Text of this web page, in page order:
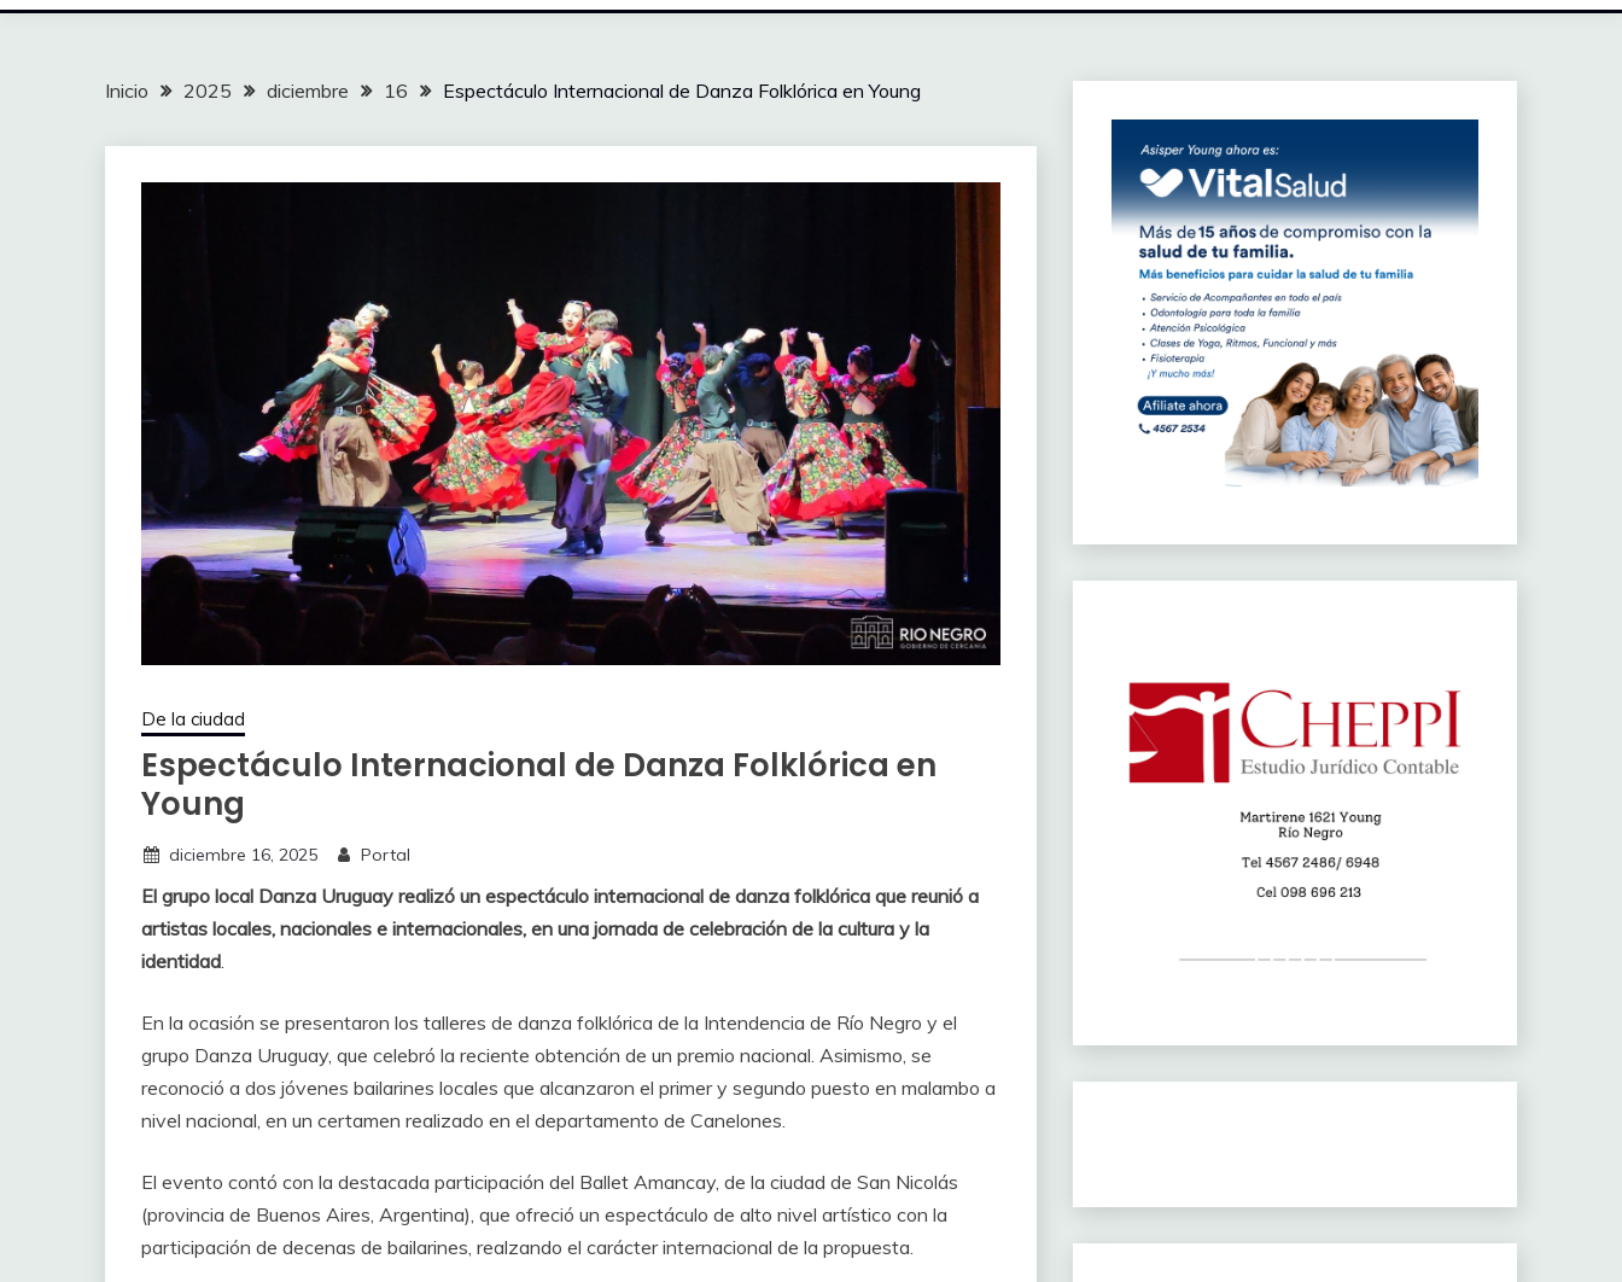
Inicio 2025 diciembre 16 Espectáculo Internacional de Danza Folklórica en Young
De la ciudad
Espectáculo Internacional de Danza Folklórica en
Young
diciembre 16, 2025 Portal
El grupo local Danza Uruguay realizó un espectáculo internacional de danza folklórica que reunió a
artistas locales, nacionales e internacionales, en una jornada de celebración de la cultura y la
identidad.
En la ocasión se presentaron los talleres de danza folklórica de la Intendencia de Río Negro y el
grupo Danza Uruguay, que celebró la reciente obtención de un premio nacional. Asimismo, se
reconoció a dos jóvenes bailarines locales que alcanzaron el primer y segundo puesto en malambo a
nivel nacional, en un certamen realizado en el departamento de Canelones.
El evento contó con la destacada participación del Ballet Amancay, de la ciudad de San Nicolás
(provincia de Buenos Aires, Argentina), que ofreció un espectáculo de alto nivel artístico con la
participación de decenas de bailarines, realzando el carácter internacional de la propuesta.